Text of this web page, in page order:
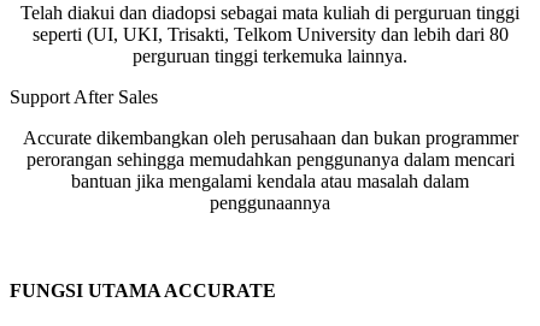
Telah diakui dan diadopsi sebagai mata kuliah di perguruan tinggi
seperti (UI, UKI, Trisakti, Telkom University dan lebih dari 80
perguruan tinggi terkemuka lainnya.
Support After Sales
Accurate dikembangkan oleh perusahaan dan bukan programmer
perorangan sehingga memudahkan penggunanya dalam mencari
bantuan jika mengalami kendala atau masalah dalam
penggunaannya
FUNGSI UTAMA ACCURATE